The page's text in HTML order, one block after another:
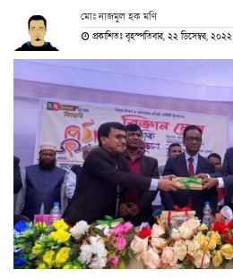
মোঃ নাজমুল হক মণি
প্রকাশিতঃ বৃহস্পতিবার, ২২ ডিসেম্বর, ২০২২